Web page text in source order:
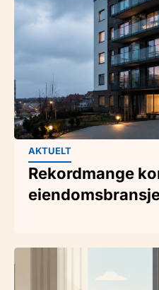
AKTUELT
Rekordmange